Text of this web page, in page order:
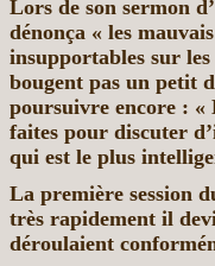
Lors de son sermon
dénonça « les
insupportables sur les
bougent pas un petit
poursuivre encore : «
faites pour discuter
qui est le plus
La première session
très rapidement il
déroulaient